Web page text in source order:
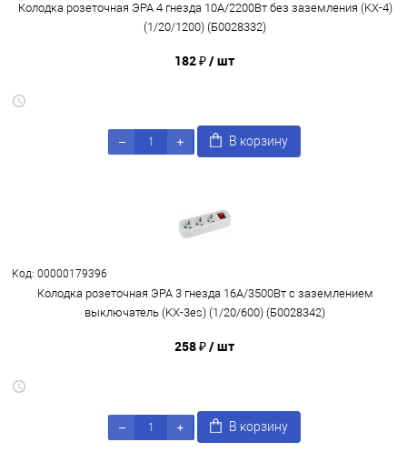
Колодка розеточная ЭРА 4 гнезда 10А/2200Вт без заземления (KX-4)
(1/20/1200) (Б0028332)
182 ₽/ шт
В корзину
Код: 00000179396
Колодка розеточная ЭРА 3 гнезда 16А/3500Вт с заземлением
выключатель (KX-3es) (1/20/600) (Б0028342)
258 ₽/ шт
В корзину